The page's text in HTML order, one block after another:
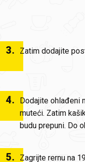
3. Zatim dodajite
4.
Dodajite ohlađeni
muteći. Zatim
budu prepuni. Do
5. Zagrijte rernu na